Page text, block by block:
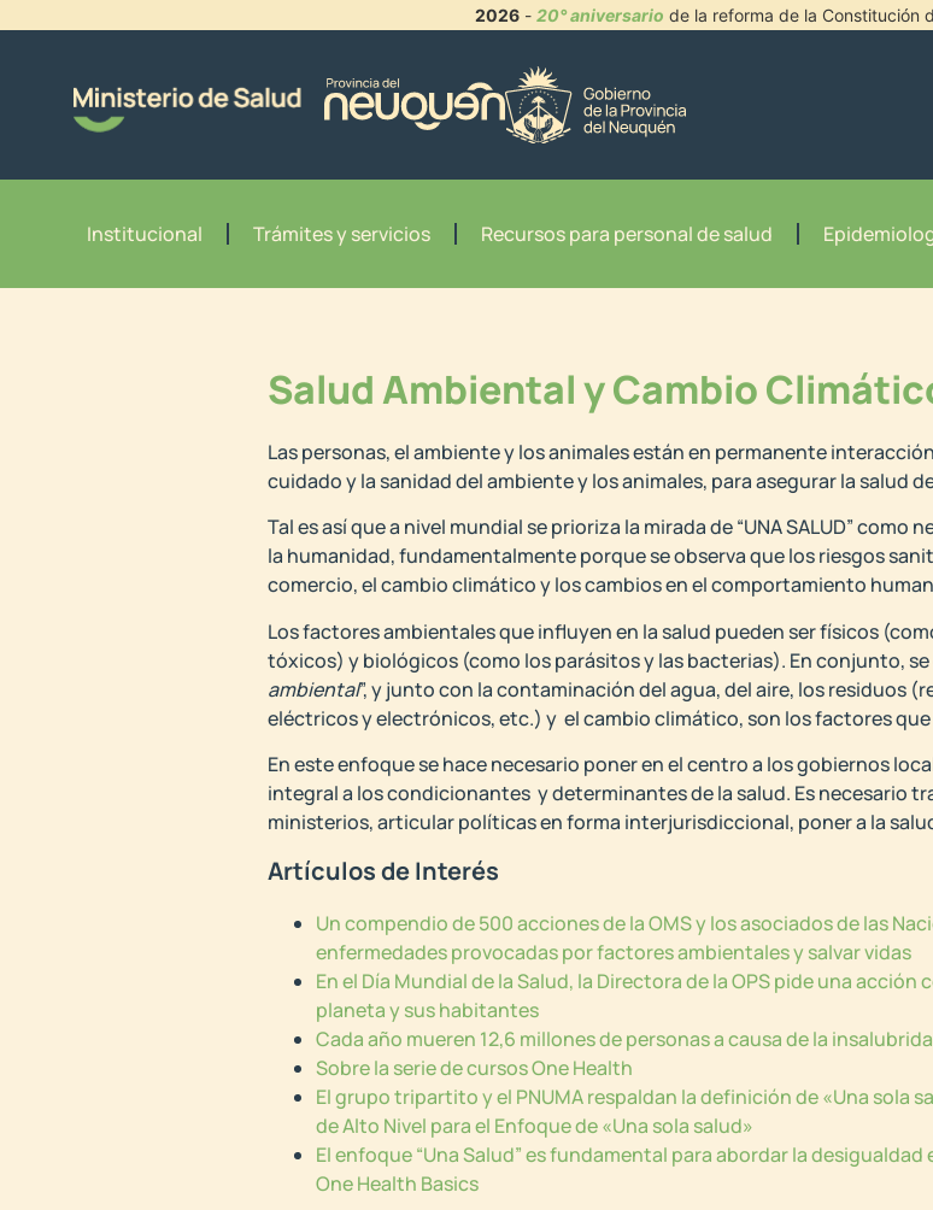
2026- 20° aniversario de la reforma de la Constitución
Institucional Trámites y servicios Recursos para personal de salud
Salud Ambiental y Cambio
Las personas, el ambiente y los animales están en permanente
cuidado y la sanidad del ambiente y los animales, para asegurar la salud
Tal es así que a nivel mundial se prioriza la mirada de “UNA SALUD”
la humanidad, fundamentalmente porque se observa que los riesgos
comercio, el cambio climático y los cambios en el comportamiento
Los factores ambientales que influyen en la salud pueden ser físicos
tóxicos) y biológicos (como los parásitos y las bacterias). En conjunto, se
ambiental”, y junto con la contaminación del agua, del aire, los residuos
eléctricos y electrónicos, etc.) y el cambio climático, son los factores
En este enfoque se hace necesario poner en el centro a los gobiernos
integral a los condicionantes y determinantes de la salud. Es necesario
ministerios, articular políticas en forma interjurisdiccional, poner a la
Artículos de Interés
Un compendio de 500 acciones de la OMS y los asociados de las
enfermedades provocadas por factores ambientales y salvar vidas
En el Día Mundial de la Salud, la Directora de la OPS pide una
planeta y sus habitantes
Cada año mueren 12,6 millones de personas a causa de la
Sobre la serie de cursos One Health
El grupo tripartito y el PNUMA respaldan la definición de «Una sola
de Alto Nivel para el Enfoque de «Una sola salud»
El enfoque “Una Salud” es fundamental para abordar la
One Health Basics